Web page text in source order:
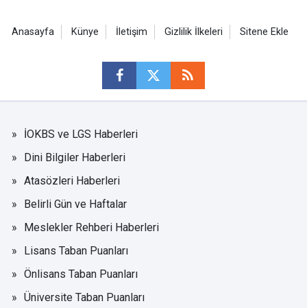
Anasayfa Künye İletişim Gizlilik İlkeleri Sitene Ekle
İOKBS ve LGS Haberleri
Dini Bilgiler Haberleri
Atasözleri Haberleri
Belirli Gün ve Haftalar
Meslekler Rehberi Haberleri
Lisans Taban Puanları
Önlisans Taban Puanları
Üniversite Taban Puanları